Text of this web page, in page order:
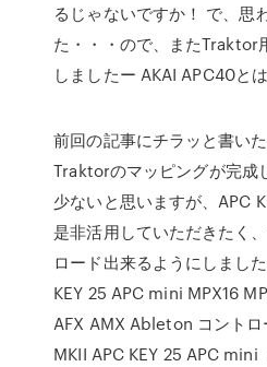
るじゃないですか！ で、思
た・・・ので、またTraktor
しましたー AKAI APC40と
前回の記事にチラッと書い
Traktorのマッピングが完成
少ないと思いますが、APC
是非活用していただきたく
ロード出来るようにしまし
KEY 25 APC mini MPX16
AFX AMX Ableton コント
MKII APC KEY 25 APC mini